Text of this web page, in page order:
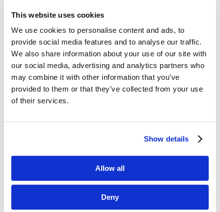
This website uses cookies
We use cookies to personalise content and ads, to
provide social media features and to analyse our traffic.
We also share information about your use of our site with
our social media, advertising and analytics partners who
may combine it with other information that you’ve
provided to them or that they’ve collected from your use
of their services.
Show details
Allow all
Deny
Dane kontaktowe

questus
ul. Organizacji WiN 83/7
91-811 Łódź
 601 098 038